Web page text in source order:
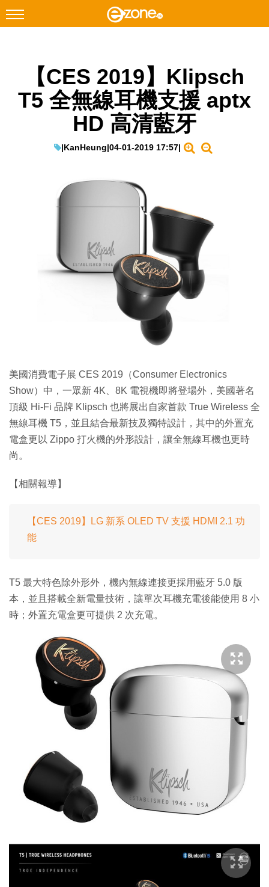
Facebook Instagram
科技焦點
Enterprise Digital Transformation
【CES 2019】Klipsch
T5 全無線耳機支援 aptx
HD 高清藍牙
|KanHeung|04-01-2019 17:57|
美國消費電子展 CES 2019（Consumer Electronics
Show）中，一眾新 4K、8K 電視機即將登場外，美國著名
頂級 Hi-Fi 品牌 Klipsch 也將展出自家首款 True Wireless 全
無線耳機 T5，並且結合最新技及獨特設計，其中的外置充
電盒更以 Zippo 打火機的外形設計，讓全無線耳機也更時
尚。
【相關報導】
【CES 2019】LG 新系 OLED TV 支援 HDMI 2.1 功
能
T5 最大特色除外形外，機內無線連接更採用藍牙 5.0 版
本，並且搭載全新電量技術，讓單次耳機充電後能使用 8 小
時；外置充電盒更可提供 2 次充電。